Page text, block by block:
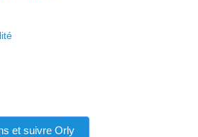
et suivre Orly